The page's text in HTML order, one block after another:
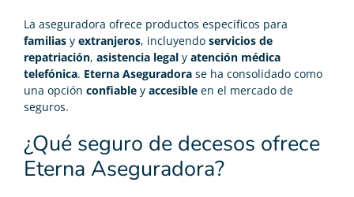
La aseguradora ofrece productos específicos para
familias y extranjeros, incluyendo servicios de
repatriación, asistencia legal y atención médica
telefónica. Eterna Aseguradora se ha consolidado como
una opción confiable y accesible en el mercado de
seguros.
¿Qué seguro de decesos ofrece
Eterna Aseguradora?